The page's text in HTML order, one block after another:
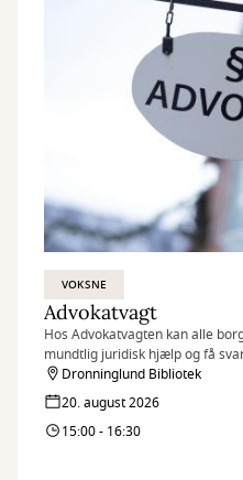
VOKSNE
Advokatvagt
Hos Advokatvagten kan alle
mundtlig juridisk hjælp og få
spørgsmål i forbindelse med
fast ejendom, leje af bolig,
Dronninglund Bibliotek
20. august 2026
15:00 - 16:30